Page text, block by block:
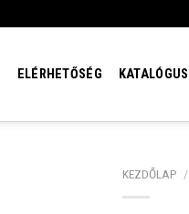
ELÉRHETŐSÉG KATALÓGUS
KEZDŐLAP /